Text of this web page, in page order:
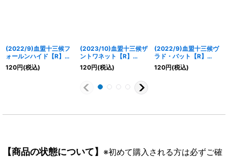
(2022/9)血盟十三候フ
ォールンハイド【R】
{BS60-020}《紫》
120円(税込)
(2023/10)血盟十三候ザ
ントワネット【R】
{BS65-018}《紫》
120円(税込)
(2022/9)血盟十三候ヴ
ラド・バット【R】
{BS62-022}《紫》
120円(税込)
【商品の状態について】 ※初めて購入される方は必ずご確